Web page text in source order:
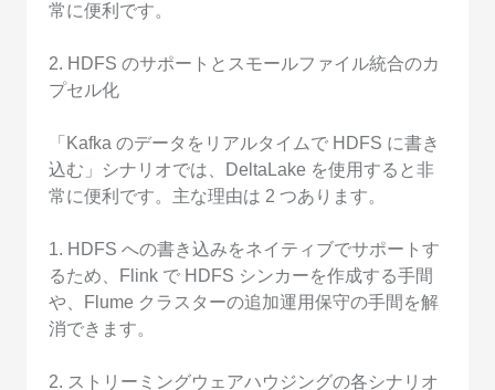
常に便利です。
2. HDFS のサポートとスモールファイル統合のカ
プセル化
「Kafka のデータをリアルタイムで HDFS に書き
込む」シナリオでは、DeltaLake を使用すると非
常に便利です。主な理由は 2 つあります。
1. HDFS への書き込みをネイティブでサポートす
るため、Flink で HDFS シンカーを作成する手間
や、Flume クラスターの追加運用保守の手間を解
消できます。
2. ストリーミングウェアハウジングの各シナリオ